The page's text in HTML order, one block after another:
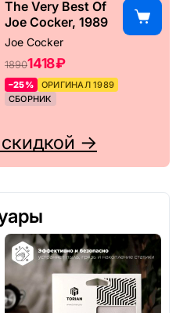
The Very Best Of
Joe Cocker, 1989
Joe Cocker
18901418 ₽
–25%
ОРИГИНАЛ 1989
СБОРНИК
→